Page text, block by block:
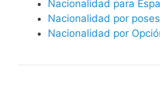
Nacionalidad para
Nacionalidad por
Nacionalidad por